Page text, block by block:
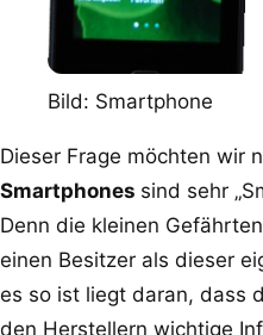
Bild: Smartphone
Dieser Frage möchten wir
Smartphones sind sehr
Denn die kleinen
einen Besitzer als dieser
es so ist liegt daran, dass
den Herstellern wichtige